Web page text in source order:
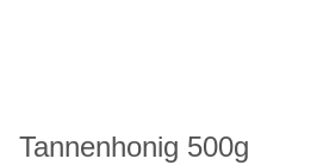
Tannenhonig 500g